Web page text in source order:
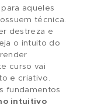
e papel e sair
proporciona
no dia a dia,
possibilidade de
financeira.
do Desenho